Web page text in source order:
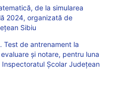
de la simularea
2024, organizată de
Sibiu
Test de antrenament la
și notare, pentru luna
Școlar Județean